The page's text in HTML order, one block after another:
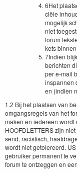
6Het
ciële
mogelijk
niet
forum
kets
7Indien
bericht­en
per e‑mail
inspan­nen
en (indi­en
1.2 Bij het plaat­sen van
omgangsregels van het
mak­en en iedereen wordt
HOOFDLET­TERSzijn
send, racis­tisch,
wordt niet getol­ereerd. US
gebruik­er per­ma­nent te
forum te ontzeggen en